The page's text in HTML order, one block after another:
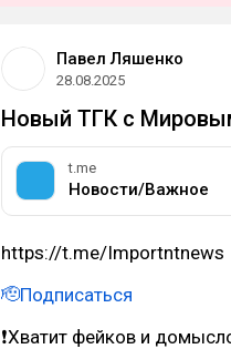
Павел Ляшенко
28.08.2025
Новый ТГК с
t.me
Новости/Важное
https://t.me/Importntnews
🫡Подписаться
❗Хватит фейков и